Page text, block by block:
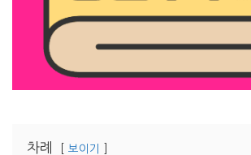
차례 보이기